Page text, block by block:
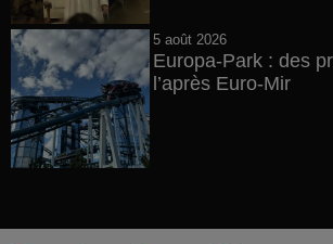
5 août 2026
Europa-Park : des
l’après Euro-Mir